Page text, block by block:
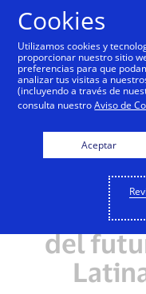
Centro
Visa
del
Cookies
Utilizamos cookies y
proporcionar nuestro sitio
preferencias para que
analizar tus visitas a
(incluyendo a través de
consulta nuestroAviso de
Aceptar